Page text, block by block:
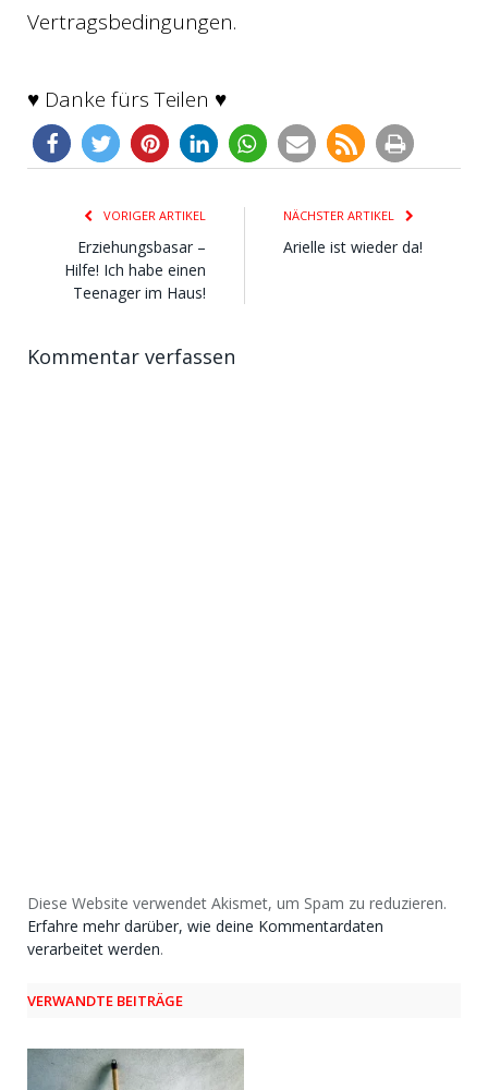
Vertragsbedingungen.
♥ Danke fürs Teilen ♥
VORIGER ARTIKEL
Erziehungsbasar –
Hilfe! Ich habe einen
Teenager im Haus!
NÄCHSTER ARTIKEL
Arielle ist wieder da!
Kommentar verfassen
Diese Website verwendet Akismet, um Spam zu reduzieren.
Erfahre mehr darüber, wie deine Kommentardaten
verarbeitet werden.
VERWANDTE BEITRÄGE